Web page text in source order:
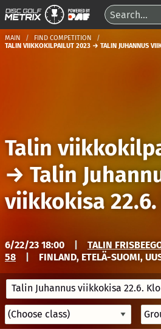
MAIN
FIND COMPETITION
TALIN VIIKKOKILPAILUT 2023 → TALIN JUHANNUS
Talin
→ Talin
viikkokisa
6/22/23 18:00
TALIN
58
FINLAND, ETELÄ-SUOMI,
Talin Juhannus viikkokisa 22.6.